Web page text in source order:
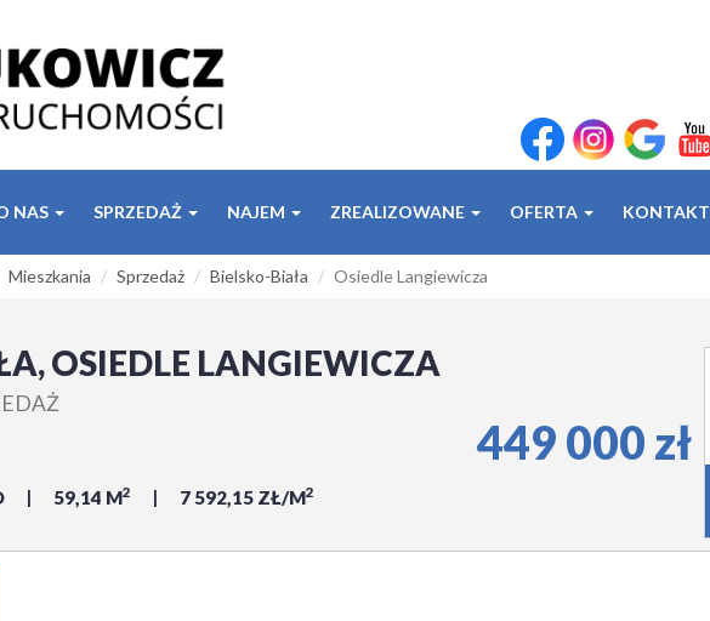
NAS SPRZEDAŻ NAJEM ZREALIZOWANE OFERTA KONTAKT
Mieszkania Sprzedaż Bielsko-Biała Osiedle Langiewicza
OSIEDLE LANGIEWICZA
59,14 M2 7 592,15 ZŁ/M2
449 000 zł